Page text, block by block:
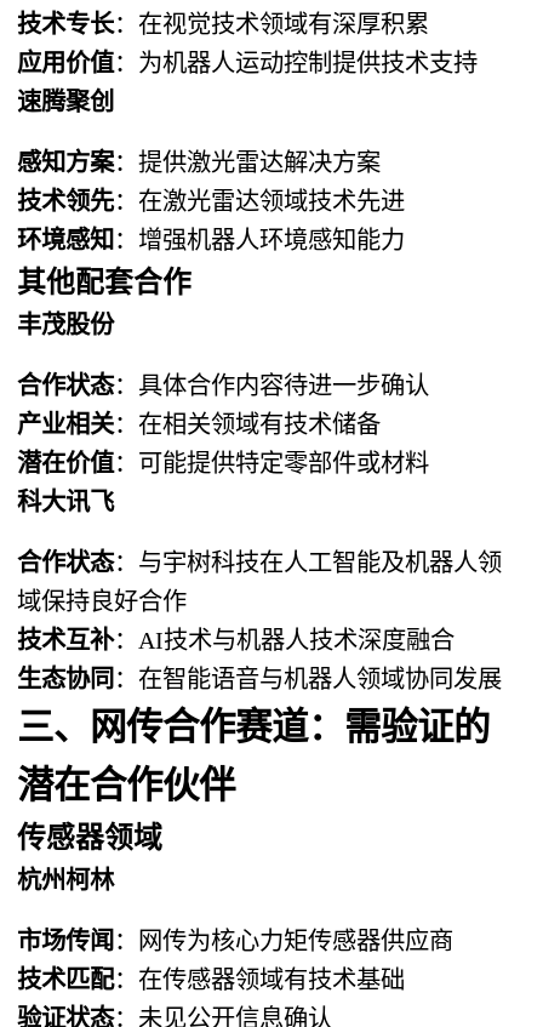
技术专长：在视觉技术领域有深厚积累
应用价值：为机器人运动控制提供技术支持
速腾聚创
感知方案：提供激光雷达解决方案
技术领先：在激光雷达领域技术先进
环境感知 ：增强机器人环境感知能力
其他配套合作
丰茂股份
合作状态：具体合作内容待进一步确认
产业相关：在相关领域有技术储备
潜在价值：可能提供特定零部件或材料
科大讯飞
合作状态：与宇树科技在人工智能及机器人领
域保持良好合作
技术互补：AI技术与机器人技术深度融合
生态协同 ：在智能语音与机器人领域协同发展
三、网传合作赛道：需验证的
潜在合作伙伴
传感器领域
杭州柯林
市场传闻 ：网传为核心力矩传感器供应商
技术匹配：在传感器领域有技术基础
验证状态：未见公开信息确认